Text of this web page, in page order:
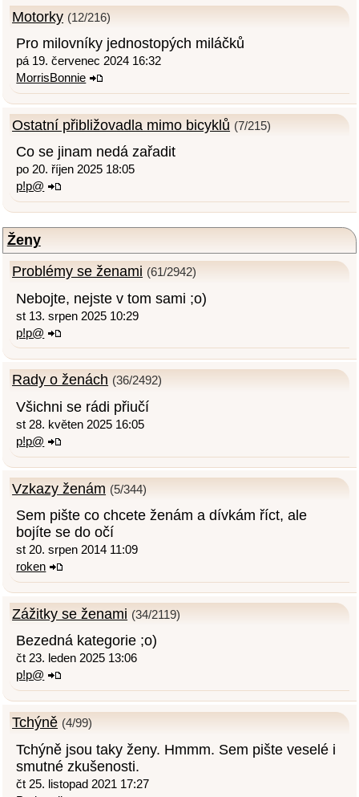
Motorky (12/216)
Pro milovníky jednostopých miláčků
pá 19. červenec 2024 16:32
MorrisBonnie
Ostatní přibližovadla mimo bicyklů (7/215)
Co se jinam nedá zařadit
po 20. říjen 2025 18:05
p!p@
Ženy
Problémy se ženami (61/2942)
Nebojte, nejste v tom sami ;o)
st 13. srpen 2025 10:29
p!p@
Rady o ženách (36/2492)
Všichni se rádi přiučí
st 28. květen 2025 16:05
p!p@
Vzkazy ženám (5/344)
Sem pište co chcete ženám a dívkám říct, ale
bojíte se do očí
st 20. srpen 2014 11:09
roken
Zážitky se ženami (34/2119)
Bezedná kategorie ;o)
čt 23. leden 2025 13:06
p!p@
Tchýně (4/99)
Tchýně jsou taky ženy. Hmmm. Sem pište veselé i
smutné zkušenosti.
čt 25. listopad 2021 17:27